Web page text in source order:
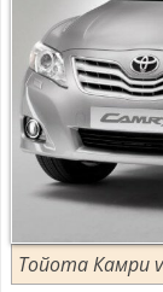
Тойота Камри